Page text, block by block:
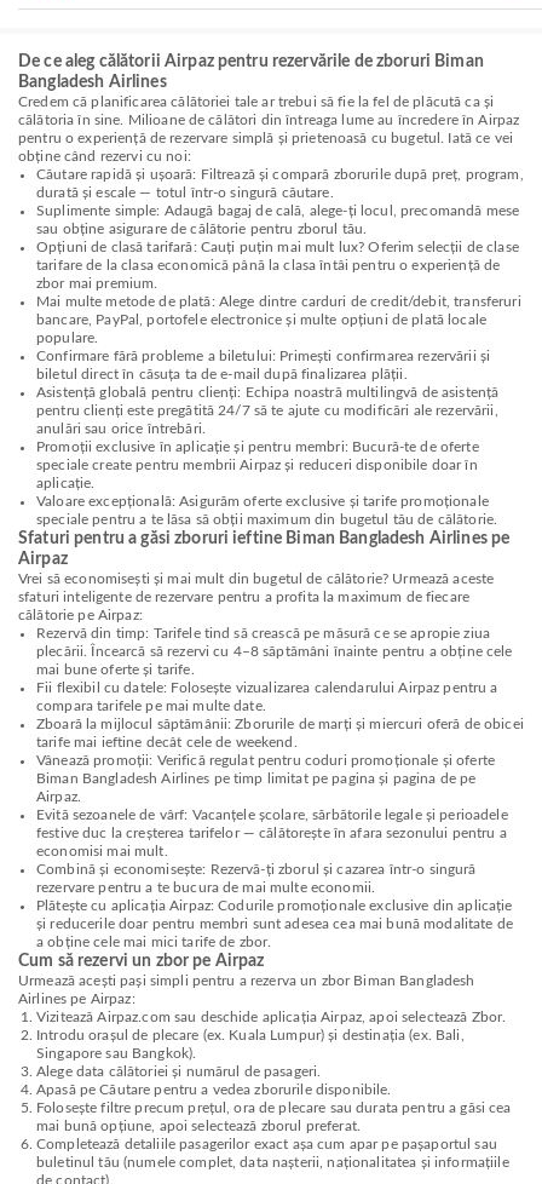
De ce aleg călătorii Airpaz pentru rezervările de zboruri Biman
Bangladesh Airlines
Credem că planificarea călătoriei tale ar trebui să fie la fel de plăcută ca și
călătoria în sine. Milioane de călători din întreaga lume au încredere în Airpaz
pentru o experiență de rezervare simplă și prietenoasă cu bugetul. Iată ce vei
obține când rezervi cu noi:
Căutare rapidă și ușoară: Filtrează și compară zborurile după preț, program,
durată și escale — totul într-o singură căutare.
Suplimente simple: Adaugă bagaj de cală, alege-ți locul, precomandă mese
sau obține asigurare de călătorie pentru zborul tău.
Opțiuni de clasă tarifară: Cauți puțin mai mult lux? Oferim selecții de clase
tarifare de la clasa economică până la clasa întâi pentru o experiență de
zbor mai premium.
Mai multe metode de plată: Alege dintre carduri de credit/debit, transferuri
bancare, PayPal, portofele electronice și multe opțiuni de plată locale
populare.
Confirmare fără probleme a biletului: Primești confirmarea rezervării și
biletul direct în căsuța ta de e-mail după finalizarea plății.
Asistență globală pentru clienți: Echipa noastră multilingvă de asistență
pentru clienți este pregătită 24/7 să te ajute cu modificări ale rezervării,
anulări sau orice întrebări.
Promoții exclusive în aplicație și pentru membri: Bucură-te de oferte
speciale create pentru membrii Airpaz și reduceri disponibile doar în
aplicație.
Valoare excepțională: Asigurăm oferte exclusive și tarife promoționale
speciale pentru a te lăsa să obții maximum din bugetul tău de călătorie.
Sfaturi pentru a găsi zboruri ieftine Biman Bangladesh Airlines pe
Airpaz
Vrei să economisești și mai mult din bugetul de călătorie? Urmează aceste
sfaturi inteligente de rezervare pentru a profita la maximum de fiecare
călătorie pe Airpaz:
Rezervă din timp: Tarifele tind să crească pe măsură ce se apropie ziua
plecării. Încearcă să rezervi cu 4–8 săptămâni înainte pentru a obține cele
mai bune oferte și tarife.
Fii flexibil cu datele: Folosește vizualizarea calendarului Airpaz pentru a
compara tarifele pe mai multe date.
Zboară la mijlocul săptămânii: Zborurile de marți și miercuri oferă de obicei
tarife mai ieftine decât cele de weekend.
Vânează promoții: Verifică regulat pentru coduri promoționale și oferte
Biman Bangladesh Airlines pe timp limitat pe pagina și pagina de pe
Airpaz.
Evită sezoanele de vârf: Vacanțele școlare, sărbătorile legale și perioadele
festive duc la creșterea tarifelor — călătorește în afara sezonului pentru a
economisi mai mult.
Combină și economisește: Rezervă-ți zborul și cazarea într-o singură
rezervare pentru a te bucura de mai multe economii.
Plătește cu aplicația Airpaz: Codurile promoționale exclusive din aplicație
și reducerile doar pentru membri sunt adesea cea mai bună modalitate de
a obține cele mai mici tarife de zbor.
Cum să rezervi un zbor pe Airpaz
Urmează acești pași simpli pentru a rezerva un zbor Biman Bangladesh
Airlines pe Airpaz:
Vizitează Airpaz.com sau deschide aplicația Airpaz, apoi selectează Zbor.
Introdu orașul de plecare (ex. Kuala Lumpur) și destinația (ex. Bali,
Singapore sau Bangkok).
Alege data călătoriei și numărul de pasageri.
Apasă pe Căutare pentru a vedea zborurile disponibile.
Folosește filtre precum prețul, ora de plecare sau durata pentru a găsi cea
mai bună opțiune, apoi selectează zborul preferat.
Completează detaliile pasagerilor exact așa cum apar pe pașaportul sau
buletinul tău (numele complet, data nașterii, naționalitatea și informațiile
de contact).